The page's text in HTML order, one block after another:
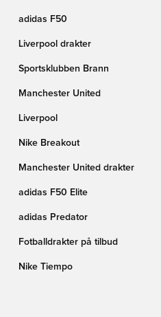
adidas F50
Liverpool drakter
Sportsklubben Brann
Manchester United
Liverpool
Nike Breakout
Manchester United drakter
adidas F50 Elite
adidas Predator
Fotballdrakter på tilbud
Nike Tiempo